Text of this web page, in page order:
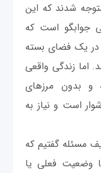
شدند که این
جوابگو است که
یک فضای بسته
اما زندگی واقعی
و بدون مرزهای
است و نیاز به
مسئله گفتیم که
وضعیت فعلی یا